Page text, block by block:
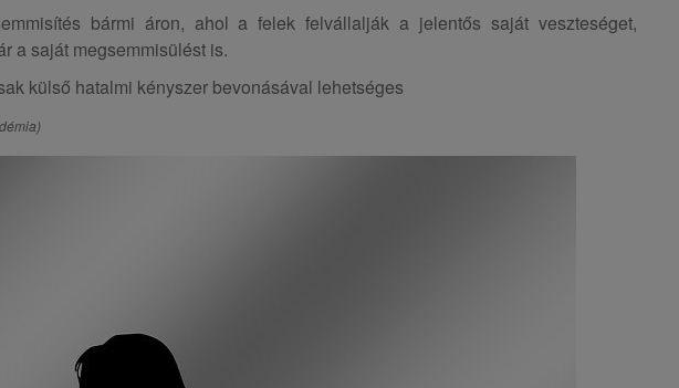
bármi áron, ahol a felek felvállalják a jelentős saját veszteséget,
a saját megsemmisülést is.
külső hatalmi kényszer bevonásával lehetséges